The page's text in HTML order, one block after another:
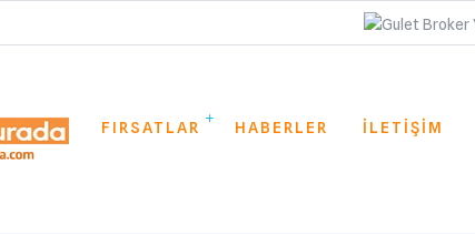
FIRSATLAR HABERLER İLETİŞİM